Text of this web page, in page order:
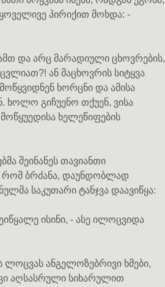
პირიქით მოხდა: -
და არც მარადიული ცხოვრების,
ან მაცხოვრის სიტყვა
ხორცნი და ამისა
ხოლო გიჩუენო თქუენ, ვისა
ხელეწიფების
შეინანეს თავიანთი
რომ ბრძანა, დაუნდობლად
საკუთარი ტანჯვა დაავიწყა:
ისინი, - ასე ილოცვიდა
ანგელოზებრივი ხმები,
აღსასრული სიხარულით